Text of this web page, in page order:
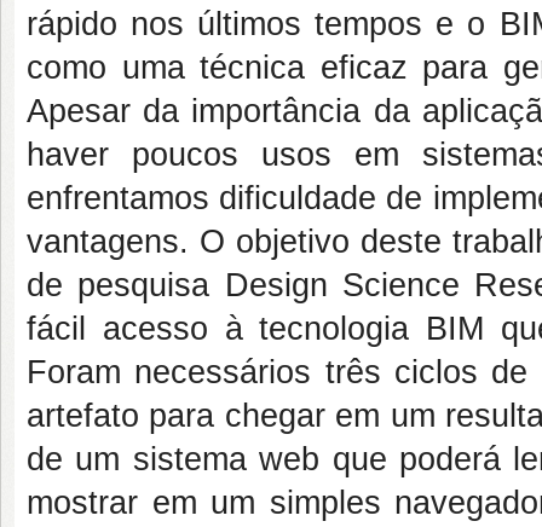
rápido nos últimos tempos e o
como uma técnica eficaz para
Apesar da importância da
haver poucos usos em
enfrentamos dificuldade de
vantagens. O objetivo deste
de pesquisa Design Science
fácil acesso à tecnologia BIM
Foram necessários três ciclos
artefato para chegar em um
de um sistema web que poderá
mostrar em um simples